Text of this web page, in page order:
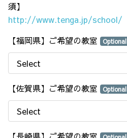
須】
http://www.tenga.jp/school/
【福岡県】ご希望の教室
Optional
【佐賀県】ご希望の教室 Optional